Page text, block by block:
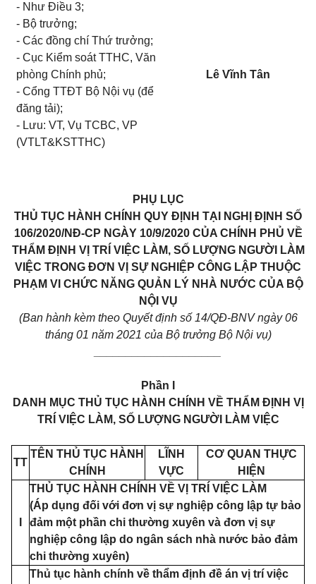
- Như Điều 3;
- Bộ trưởng;
- Các đồng chí Thứ trưởng;
- Cục Kiểm soát TTHC, Văn
phòng Chính phủ;
- Cổng TTĐT Bộ Nội vụ (để
đăng tải);
- Lưu: VT, Vụ TCBC, VP
(VTLT&KSTTHC)
Lê Vĩnh Tân
PHỤ LỤC
THỦ TỤC HÀNH CHÍNH QUY ĐỊNH TẠI NGHỊ ĐỊNH SỐ
106/2020/NĐ-CP NGÀY 10/9/2020 CỦA CHÍNH PHỦ VỀ
THẨM ĐỊNH VỊ TRÍ VIỆC LÀM, SỐ LƯỢNG NGƯỜI LÀM
VIỆC TRONG ĐƠN VỊ SỰ NGHIỆP CÔNG LẬP THUỘC
PHẠM VI CHỨC NĂNG QUẢN LÝ NHÀ NƯỚC CỦA BỘ
NỘI VỤ
(Ban hành kèm theo Quyết định số 14/QĐ-BNV ngày 06
tháng 01 năm 2021 của Bộ trưởng Bộ Nội vụ)
Phần I
DANH MỤC THỦ TỤC HÀNH CHÍNH VỀ THẨM ĐỊNH VỊ
TRÍ VIỆC LÀM, SỐ LƯỢNG NGƯỜI LÀM VIỆC
TT
TÊN THỦ TỤC HÀNH
CHÍNH
LĨNH
VỰC
CƠ QUAN THỰC
HIỆN
THỦ TỤC HÀNH CHÍNH VỀ VỊ TRÍ VIỆC LÀM
(Áp dụng đối với đơn vị sự nghiệp công lập tự bảo
đảm một phần chi thường xuyên và đơn vị sự
nghiệp công lập do ngân sách nhà nước bảo đảm
chi thường xuyên)
Thủ tục hành chính về thẩm định đề án vị trí việc